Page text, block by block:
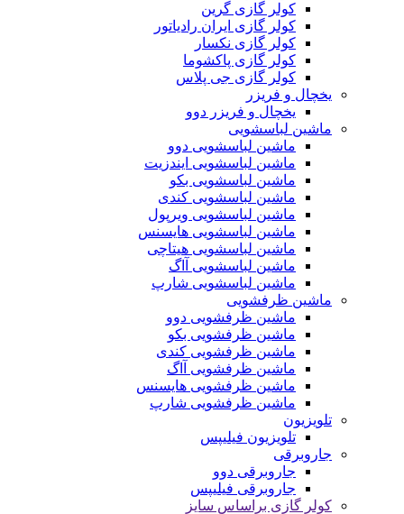
کولر گازی گرین
کولر گازی ایران رادیاتور
کولر گازی نکسار
کولر گازی پاکشوما
کولر گازی جی پلاس
یخچال و فریزر
یخچال و فریزر دوو
ماشین لباسشویی
ماشین لباسشویی دوو
ماشین لباسشویی ایندزیت
ماشین لباسشویی بکو
ماشین لباسشویی کندی
ماشین لباسشویی ویرپول
ماشین لباسشویی هایسنس
ماشین لباسشویی هیتاچی
ماشین لباسشویی آاگ
ماشین لباسشویی شارپ
ماشین ظرفشویی
ماشین ظرفشویی دوو
ماشین ظرفشویی بکو
ماشین ظرفشویی کندی
ماشین ظرفشویی آاگ
ماشین ظرفشویی هایسنس
ماشین ظرفشویی شارپ
تلویزیون
تلویزیون فیلیپس
جاروبرقی
جاروبرقی دوو
جاروبرقی فیلیپس
کولر گازی براساس سایز